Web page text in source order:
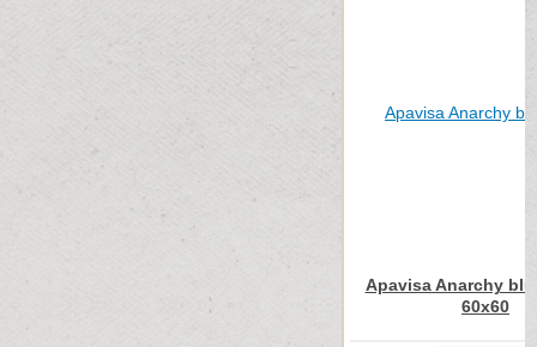
Apavisa Anarchy
60x60